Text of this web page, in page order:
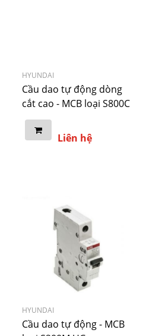
HYUNDAI
Cầu dao tự động dòng
cắt cao - MCB loại S800C
Liên hệ
HYUNDAI
Cầu dao tự động - MCB